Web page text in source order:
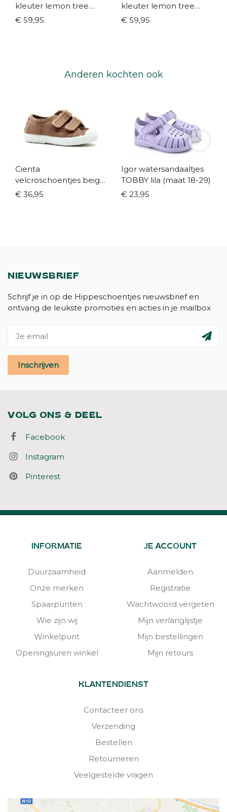
kleuter lemon tree
apple grub
€ 59,95
kleuter lemon tree
stripes cloud blue
€ 59,95
Anderen kochten ook
Cienta
velcroschoentjes beige
(maat 21-35)
€ 36,95
Igor watersandaaltjes
TOBBY lila (maat 18-29)
€ 23,95
NIEUWSBRIEF
Schrijf je in op de Hippeschoentjes nieuwsbrief en
ontvang de leukste promoties en acties in je mailbox
Inschrijven
VOLG ONS & DEEL
Facebook
Instagram
Pinterest
INFORMATIE
Duurzaamheid
Onze merken
Spaarpunten
Wie zijn wij
Winkelpunt
Openingsuren winkel
JE ACCOUNT
Aanmelden
Registratie
Wachtwoord vergeten
Mijn verlanglijstje
Mijn bestellingen
Mijn retours
KLANTENDIENST
Contacteer ons
Verzending
Bestellen
Retourneren
Veelgestelde vragen